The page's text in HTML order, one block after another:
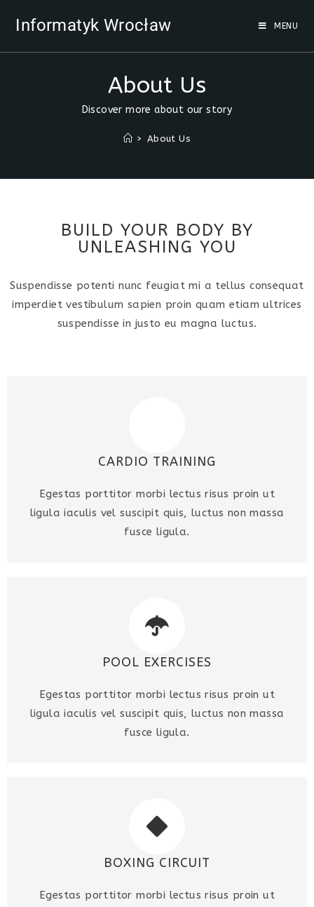
Informatyk Wrocław MENU
About Us
Discover more about our story
> About Us
BUILD YOUR BODY BY
UNLEASHING YOU
Suspendisse potenti nunc feugiat mi a tellus consequat
imperdiet vestibulum sapien proin quam etiam ultrices
suspendisse in justo eu magna luctus.
CARDIO TRAINING
Egestas porttitor morbi lectus risus proin ut
ligula iaculis vel suscipit quis, luctus non massa
fusce ligula.
POOL EXERCISES
Egestas porttitor morbi lectus risus proin ut
ligula iaculis vel suscipit quis, luctus non massa
fusce ligula.
BOXING CIRCUIT
Egestas porttitor morbi lectus risus proin ut